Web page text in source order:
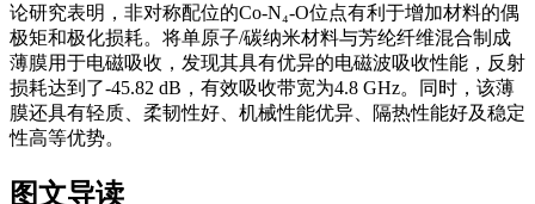
论研究表明，非对称配位的Co-N₄-O位点有利于增加材料的偶
极矩和极化损耗。将单原子/碳纳米材料与芳纶纤维混合制成
薄膜用于电磁吸收，发现其具有优异的电磁波吸收性能，反射
损耗达到了-45.82 dB，有效吸收带宽为4.8 GHz。同时，该薄
膜还具有轻质、柔韧性好、机械性能优异、隔热性能好及稳定
性高等优势。
图文导读